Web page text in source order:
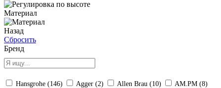
Материал
Назад
Сбросить
Бренд
Hansgrohe (146) Agger (2) Allen Brau (10) AM.PM (8)